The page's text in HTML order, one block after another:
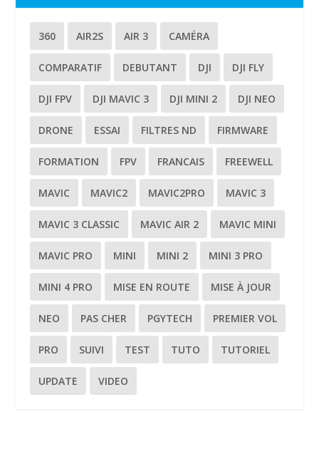
360 AIR2S AIR 3 CAMÉRA
COMPARATIF DEBUTANT DJI DJI FLY
DJI FPV DJI MAVIC 3 DJI MINI 2 DJI NEO
DRONE ESSAI FILTRES ND FIRMWARE
FORMATION FPV FRANCAIS FREEWELL
MAVIC MAVIC2 MAVIC2PRO MAVIC 3
MAVIC 3 CLASSIC MAVIC AIR 2 MAVIC MINI
MAVIC PRO MINI MINI 2 MINI 3 PRO
MINI 4 PRO MISE EN ROUTE MISE À JOUR
NEO PAS CHER PGYTECH PREMIER VOL
PRO SUIVI TEST TUTO TUTORIEL
UPDATE VIDEO